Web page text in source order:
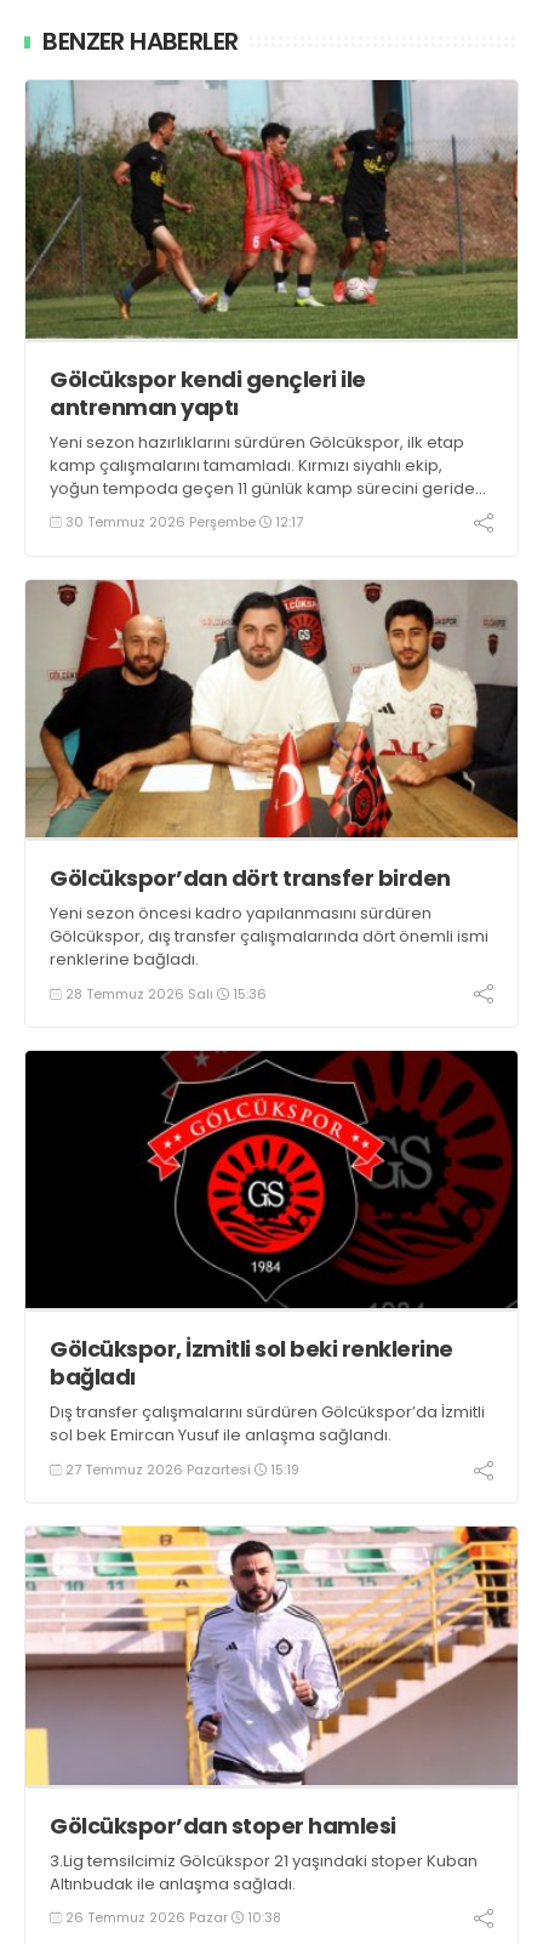
BENZER HABERLER
Gölcükspor kendi gençleri ile
antrenman yaptı
Yeni sezon hazırlıklarını sürdüren Gölcükspor, ilk etap
kamp çalışmalarını tamamladı. Kırmızı siyahlı ekip,
yoğun tempoda geçen 11 günlük kamp sürecini geride
bıraktı.
30 Temmuz 2026 Perşembe 12:17
Gölcükspor’dan dört transfer birden
Yeni sezon öncesi kadro yapılanmasını sürdüren
Gölcükspor, dış transfer çalışmalarında dört önemli ismi
renklerine bağladı.
28 Temmuz 2026 Salı 15:36
Gölcükspor, İzmitli sol beki renklerine
bağladı
Dış transfer çalışmalarını sürdüren Gölcükspor’da İzmitli
sol bek Emircan Yusuf ile anlaşma sağlandı.
27 Temmuz 2026 Pazartesi 15:19
Gölcükspor’dan stoper hamlesi
3.Lig temsilcimiz Gölcükspor 21 yaşındaki stoper Kuban
Altınbudak ile anlaşma sağladı.
26 Temmuz 2026 Pazar 10:38